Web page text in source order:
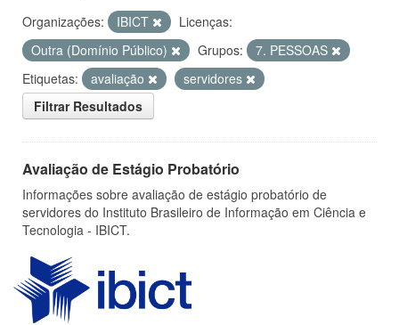
Organizações: IBICT
Licenças:
Outra (Domínio Público)
Grupos:
7. PESSOAS
Etiquetas:
avaliação
servidores
Filtrar Resultados
Avaliação de Estágio Probatório
Informações sobre avaliação de estágio probatório de
servidores do Instituto Brasileiro de Informação em Ciência e
Tecnologia - IBICT.